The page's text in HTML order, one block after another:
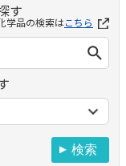
す
学品の検索はこちら
検索